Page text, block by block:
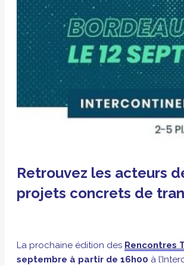
Retrouvez les acteurs
projets concrets de
La prochaine édition des Rencontres
septembre à partir de 16h00 à